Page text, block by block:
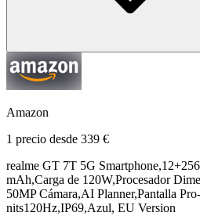
Amazon
1 precio desde 339 €
realme GT 7T 5G
mAh,Carga de 120W,Procesador
50MP Cámara,AI Planner,Pantalla
nits120Hz,IP69,Azul, EU Version